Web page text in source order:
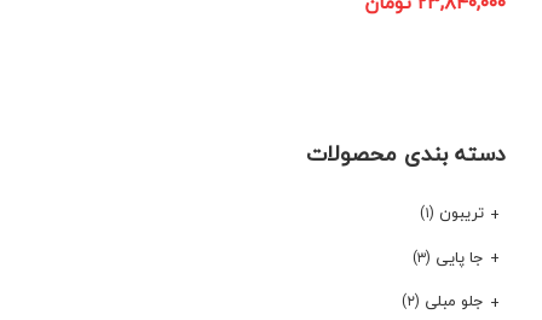
دسته بندی محصولات
تریبون (۱)
جا پایی (۳)
جلو مبلی (۲)